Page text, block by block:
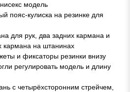
модель
пояс-кулиска на резинке для
для рук, два задних кармана и
кармана на штанинах
и фиксаторы резинки внизу
регулировать модель и длину
с четырёхсторонним стрейчем,